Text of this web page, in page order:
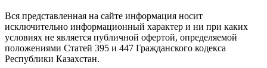
Вся представленная на сайте информация носит
исключительно информационный характер и ни при каких
условиях не является публичной офертой, определяемой
положениями Статей 395 и 447 Гражданского кодекса
Республики Казахстан.